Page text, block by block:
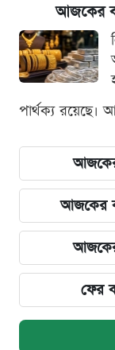
আজকের
পার্থক্য রয়েছে।
আজকের
আজকের
আজকের
ফের